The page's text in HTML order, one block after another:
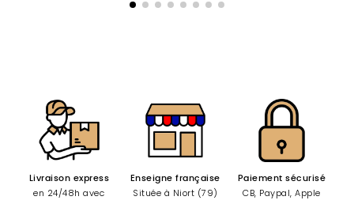
Livraison express
en 24/48h avec
Enseigne française
Située à Niort (79)
Paiement sécurisé
CB, Paypal, Apple